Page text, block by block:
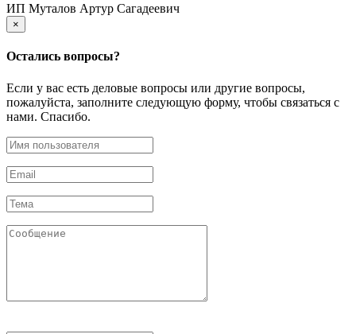
ИП Муталов Артур Сагадеевич
×
Остались вопросы?
Если у вас есть деловые вопросы или другие вопросы,
пожалуйста, заполните следующую форму, чтобы связаться с
нами. Спасибо.